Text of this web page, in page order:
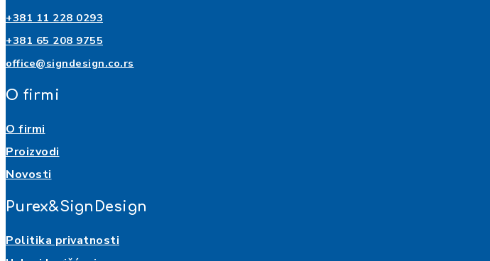
+381 11 228 0293
+381 65 208 9755
office@signdesign.co.rs
O firmi
O firmi
Proizvodi
Novosti
Purex&SignDesign
Politika privatnosti